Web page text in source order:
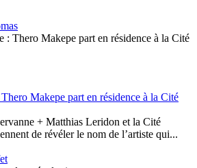
Makepe part en résidence à la Cité
+ Matthias Leridon et la Cité
de révéler le nom de l’artiste qui...